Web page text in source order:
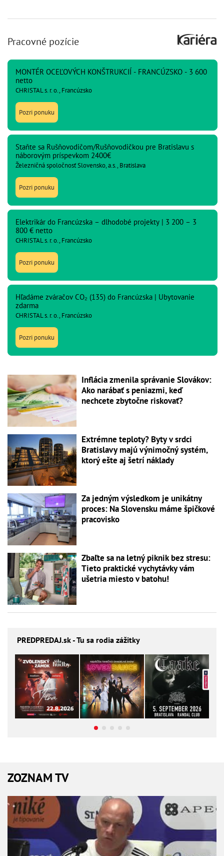
Pracovné pozície
MONTÉR OCEĽOVÝCH KONŠTRUKCIÍ - FRANCÚZSKO - 3 600
netto
CHRISTAL s. r. o., Francúzsko
Pozri ponuku
Staňte sa Rušňovodičom/Rušňovodičkou pre Bratislavu s
náborovým príspevkom 2400€
Železničná spoločnosť Slovensko, a.s., Bratislava
Pozri ponuku
Elektrikár do Francúzska – dlhodobé projekty | 3 200 – 3
800 € netto
CHRISTAL s. r. o., Francúzsko
Pozri ponuku
Hľadáme zváračov CO₂ (135) do Francúzska | Ubytovanie
zdarma
CHRISTAL s. r. o., Francúzsko
Pozri ponuku
Inflácia zmenila správanie Slovákov:
Ako narábať s peniazmi, keď
nechcete zbytočne riskovať?
Extrémne teploty? Byty v srdci
Bratislavy majú výnimočný systém,
ktorý ešte aj šetrí náklady
Za jedným výsledkom je unikátny
proces: Na Slovensku máme špičkové
pracovisko
Zbaľte sa na letný piknik bez stresu:
Tieto praktické vychytávky vám
ušetria miesto v batohu!
PREDPREDAJ.sk - Tu sa rodia zážitky
ZOZNAM TV